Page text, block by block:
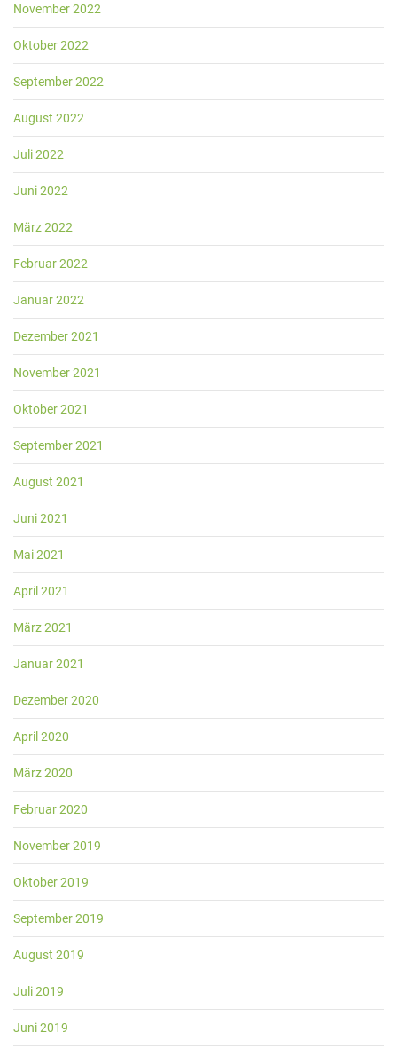
November 2022
Oktober 2022
September 2022
August 2022
Juli 2022
Juni 2022
März 2022
Februar 2022
Januar 2022
Dezember 2021
November 2021
Oktober 2021
September 2021
August 2021
Juni 2021
Mai 2021
April 2021
März 2021
Januar 2021
Dezember 2020
April 2020
März 2020
Februar 2020
November 2019
Oktober 2019
September 2019
August 2019
Juli 2019
Juni 2019